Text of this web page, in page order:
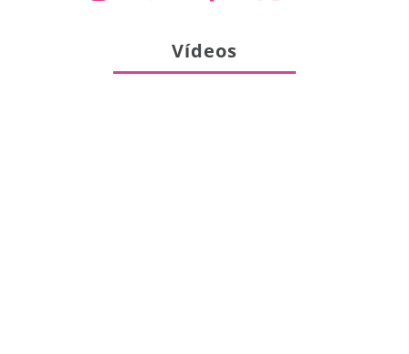
Vídeos